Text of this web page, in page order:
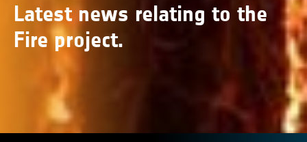
Latest news relating to the
Fire project.